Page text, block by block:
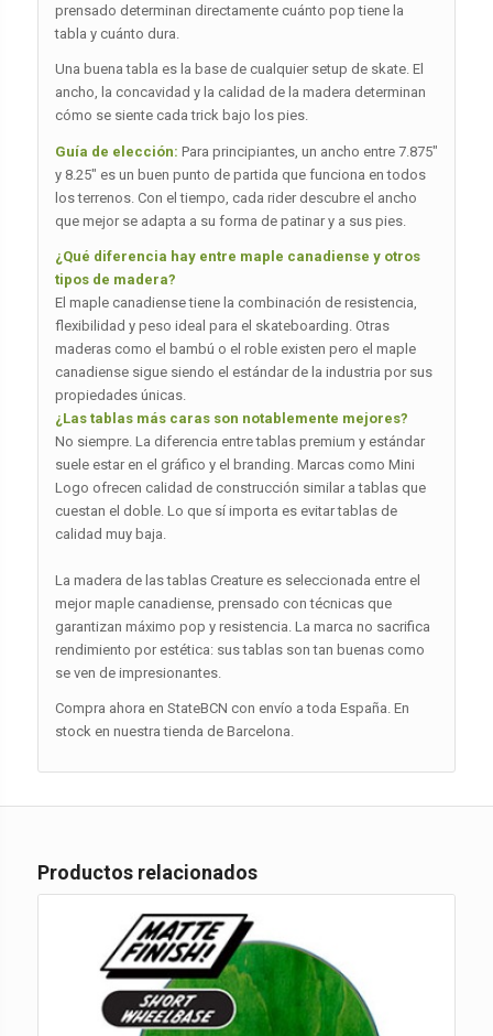
prensado determinan directamente cuánto pop tiene la
tabla y cuánto dura.
Una buena tabla es la base de cualquier setup de skate. El
ancho, la concavidad y la calidad de la madera determinan
cómo se siente cada trick bajo los pies.
Guía de elección: Para principiantes, un ancho entre 7.875″
y 8.25″ es un buen punto de partida que funciona en todos
los terrenos. Con el tiempo, cada rider descubre el ancho
que mejor se adapta a su forma de patinar y a sus pies.
¿Qué diferencia hay entre maple canadiense y otros
tipos de madera?
El maple canadiense tiene la combinación de resistencia,
flexibilidad y peso ideal para el skateboarding. Otras
maderas como el bambú o el roble existen pero el maple
canadiense sigue siendo el estándar de la industria por sus
propiedades únicas.
¿Las tablas más caras son notablemente mejores?
No siempre. La diferencia entre tablas premium y estándar
suele estar en el gráfico y el branding. Marcas como Mini
Logo ofrecen calidad de construcción similar a tablas que
cuestan el doble. Lo que sí importa es evitar tablas de
calidad muy baja.
La madera de las tablas Creature es seleccionada entre el
mejor maple canadiense, prensado con técnicas que
garantizan máximo pop y resistencia. La marca no sacrifica
rendimiento por estética: sus tablas son tan buenas como
se ven de impresionantes.
Compra ahora en StateBCN con envío a toda España. En
stock en nuestra tienda de Barcelona.
Productos relacionados